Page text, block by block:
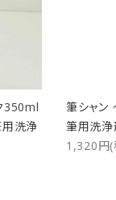
350ml
洗浄
筆シャン
筆用洗
1,320円(